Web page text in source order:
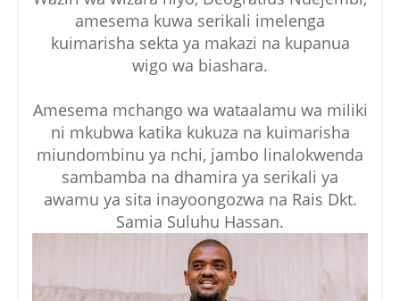
amesema kuwa serikali imelenga
kuimarisha sekta ya makazi na kupanua
wigo wa biashara.
Amesema mchango wa wataalamu wa miliki
ni mkubwa katika kukuza na kuimarisha
miundombinu ya nchi, jambo linalokwenda
sambamba na dhamira ya serikali ya
awamu ya sita inayoongozwa na Rais Dkt.
Samia Suluhu Hassan.